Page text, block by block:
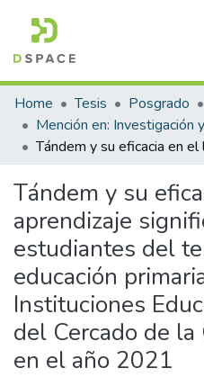
Communities & Collections
All of DSpace
Statistics
Home Tesis Posgrado
Tándem y su
aprendizaje
estudiantes del
educación
Instituciones
del Cercado de la
en el año 2021